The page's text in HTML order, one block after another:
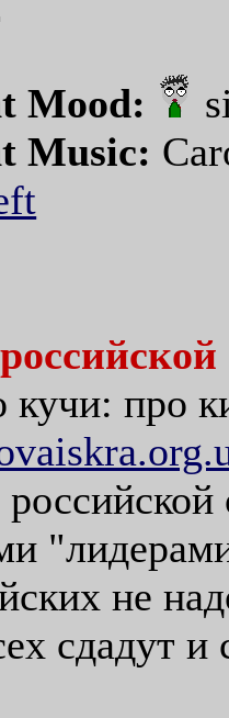
Mood:
Music:
кучи: про
не
сдадут и